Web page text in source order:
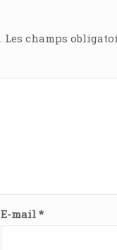
Les champs
E-mail*